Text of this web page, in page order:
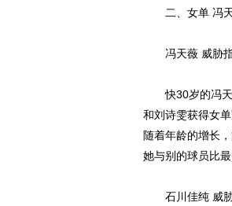
二、女单 冯天
冯天薇 威胁
快30岁的冯天
和刘诗雯获得女
随着年龄的增长
她与别的球员比最
石川佳纯 威